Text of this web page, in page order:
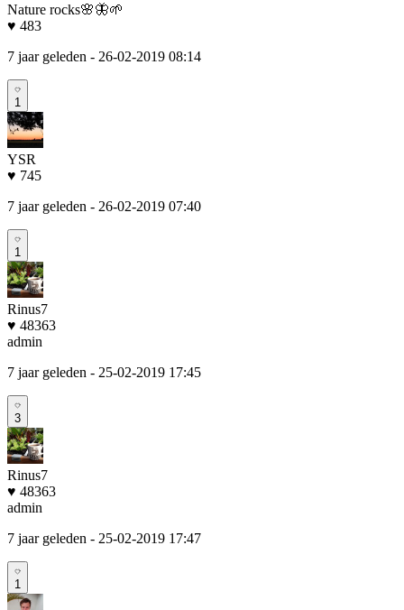
Nature rocks🌸🦋🌱
♥ 483
7 jaar geleden - 26-02-2019 08:14
1
YSR
♥ 745
7 jaar geleden - 26-02-2019 07:40
1
Rinus7
♥ 48363
admin
7 jaar geleden - 25-02-2019 17:45
3
Rinus7
♥ 48363
admin
7 jaar geleden - 25-02-2019 17:47
1